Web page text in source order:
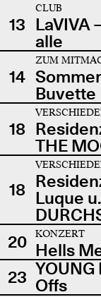
13
CLUB
LaVIVA
alle
14
ZUM
Buvette
18
THE
18 Luque
20
KONZERT
Hells
23 YOUNG
Offs